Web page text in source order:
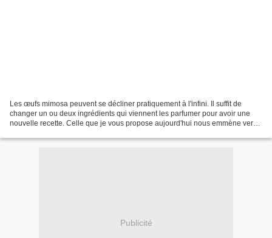
Les œufs mimosa peuvent se décliner pratiquement à l'infini. Il suffit de
changer un ou deux ingrédients qui viennent les parfumer pour avoir une
nouvelle recette. Celle que je vous propose aujourd'hui nous emmène vers
Publicité